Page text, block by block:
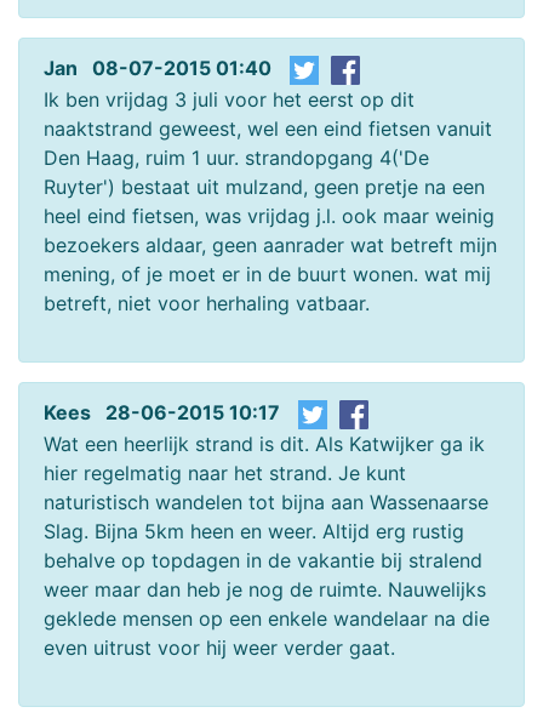
Jan 08-07-2015 01:40
Ik ben vrijdag 3 juli voor het eerst op dit
naaktstrand geweest, wel een eind fietsen vanuit
Den Haag, ruim 1 uur. strandopgang 4('De
Ruyter') bestaat uit mulzand, geen pretje na een
heel eind fietsen, was vrijdag j.l. ook maar weinig
bezoekers aldaar, geen aanrader wat betreft mijn
mening, of je moet er in de buurt wonen. wat mij
betreft, niet voor herhaling vatbaar.
Kees 28-06-2015 10:17
Wat een heerlijk strand is dit. Als Katwijker ga ik
hier regelmatig naar het strand. Je kunt
naturistisch wandelen tot bijna aan Wassenaarse
Slag. Bijna 5km heen en weer. Altijd erg rustig
behalve op topdagen in de vakantie bij stralend
weer maar dan heb je nog de ruimte. Nauwelijks
geklede mensen op een enkele wandelaar na die
even uitrust voor hij weer verder gaat.